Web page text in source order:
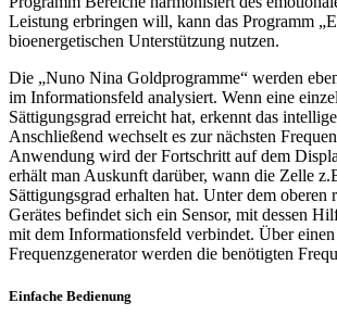
Leistung erbringen will, kann das Programm
bioenergetischen Unterstützung nutzen.
Die „Nuno Nina Goldprogramme“ werden
im Informationsfeld analysiert. Wenn eine
Sättigungsgrad erreicht hat, erkennt das
Anschließend wechselt es zur nächsten
Anwendung wird der Fortschritt auf dem
erhält man Auskunft darüber, wann die Zelle
Sättigungsgrad erhalten hat. Unter dem oberen
Gerätes befindet sich ein Sensor, mit dessen
mit dem Informationsfeld verbindet. Über
Frequenzgenerator werden die benötigten
Einfache Bedienung